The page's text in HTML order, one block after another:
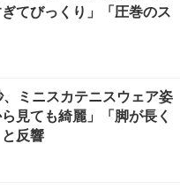
てびっくり」「圧巻のス
ミニスカテニスウェア姿
見ても綺麗」「脚が長く
反響